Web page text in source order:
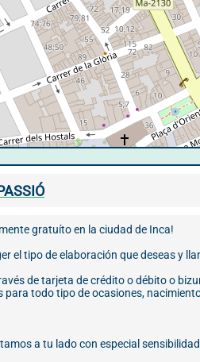
gratuíto en la ciudad de Inca!
el tipo de elaboración que deseas y
de tarjeta de crédito o débito o
todo tipo de ocasiones,
a tu lado con especial